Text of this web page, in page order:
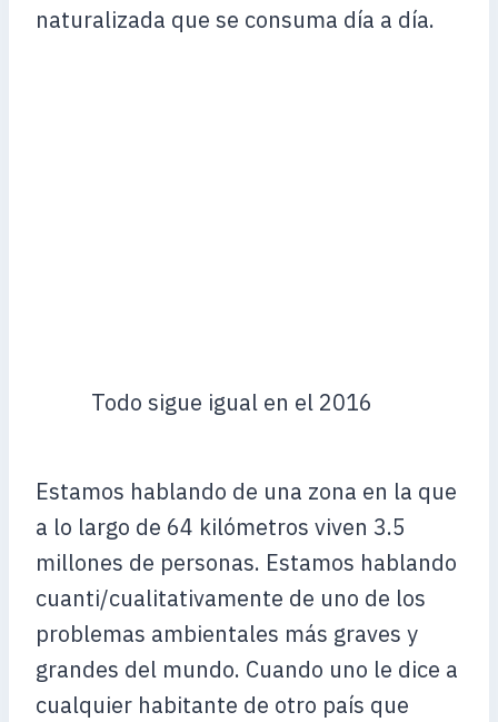
naturalizada que se consuma día a día.
Todo sigue igual en el 2016
Estamos hablando de una zona en la que
a lo largo de 64 kilómetros viven 3.5
millones de personas. Estamos hablando
cuanti/cualitativamente de uno de los
problemas ambientales más graves y
grandes del mundo. Cuando uno le dice a
cualquier habitante de otro país que